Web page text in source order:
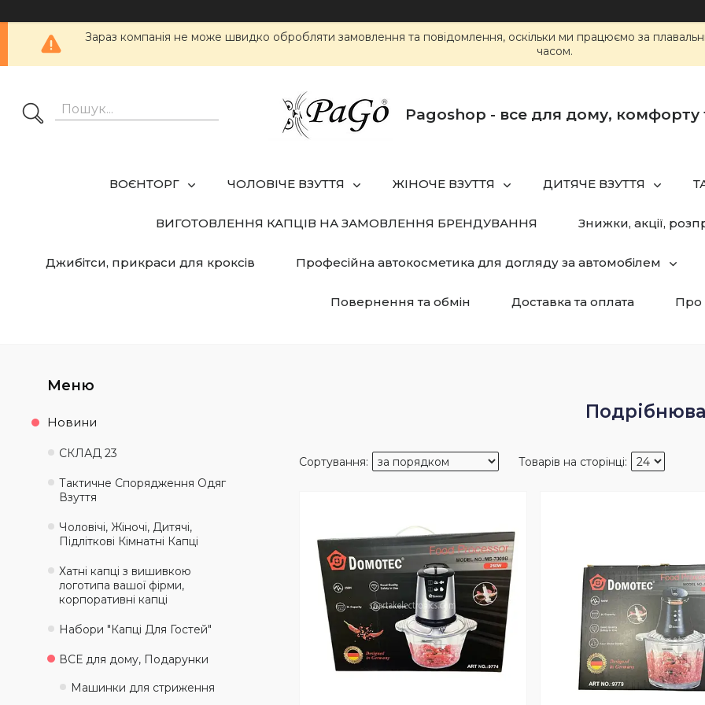
Зараз компанія не може швидко обробляти замовлення та повідомлення, оскільки ми працюємо за
часом.
Pagoshop - все для дому, комфорту
ВОЄНТОРГ ЧОЛОВІЧЕ ВЗУТТЯ ЖІНОЧЕ ВЗУТТЯ ДИТЯЧЕ ВЗУТТЯ
ВИГОТОВЛЕННЯ КАПЦІВ НА ЗАМОВЛЕННЯ БРЕНДУВАННЯ Знижки, акції,
Джибітси, прикраси для кроксів Професійна автокосметика для догляду за автомобілем
Повернення та обмін Доставка та оплата Про
Новини
СКЛАД 23
Тактичне Спорядження Одяг
Взуття
Чоловічі, Жіночі, Дитячі,
Підліткові Кімнатні Капці
Хатні капці з вишивкою
логотипа вашої фірми,
корпоративні капці
Набори "Капці Для Гостей"
ВСЕ для дому, Подарунки
Машинки для стриження